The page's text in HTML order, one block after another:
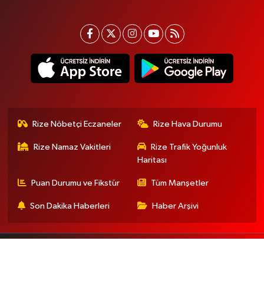
Rize Nöbetçi Eczaneler Rize Hava Durumu
Rize Namaz Vakitleri
Rize Trafik Yoğunluk
Haritası
Puan Durumu ve Fikstür Tüm Manşetler
Son Dakika Haberleri Haber Arşivi